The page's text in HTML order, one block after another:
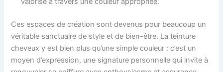
Ces espaces de création sont devenus pour beaucoup un
véritable sanctuaire de style et de bien-être. La teinture
cheveux y est bien plus qu’une simple couleur : c’est un
moyen d’expression, une signature personnelle qui invite à